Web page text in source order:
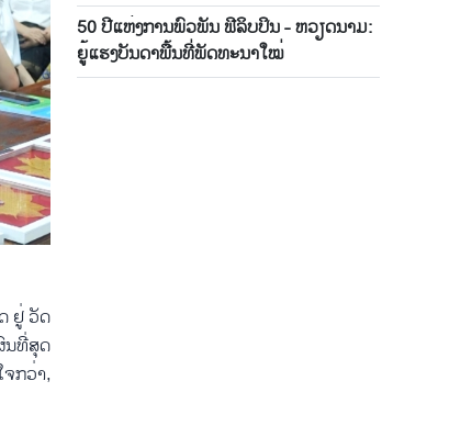
ຢູ່ ວັດ
ນ​ທີ່​ສຸດ​
ກວ່າ,
50 ປີ​ແຫ່ງການ​ພົວ​ພັນ ​ຟີ​ລິບ​ປິນ - ຫວຽດ​ນາມ:
ຍູ້​ແຮງ​ບັນ​ດາພື້ນ​ທີ່​ພັດ​ທະ​ນາ​ໃໝ່